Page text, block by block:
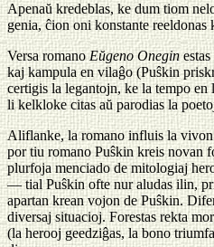
Apenaŭ kredeblas, ke dum tiom
genia, ĉion oni konstante reeldonas
Versa romanoEŭgeno Onegin
kaj kampula en vilaĝo (Puŝkin
certigis la legantojn, ke la tempo
li kelkloke citas aŭ parodias la
Aliflanke, la romano influis la
por tiu romano Puŝkin kreis novan
plurfoja menciado de mitologiaj
— tial Puŝkin ofte nur aludas ilin,
apartan krean vojon de Puŝkin.
diversaj situacioj. Forestas rekta
(la herooj geedziĝas, la bono